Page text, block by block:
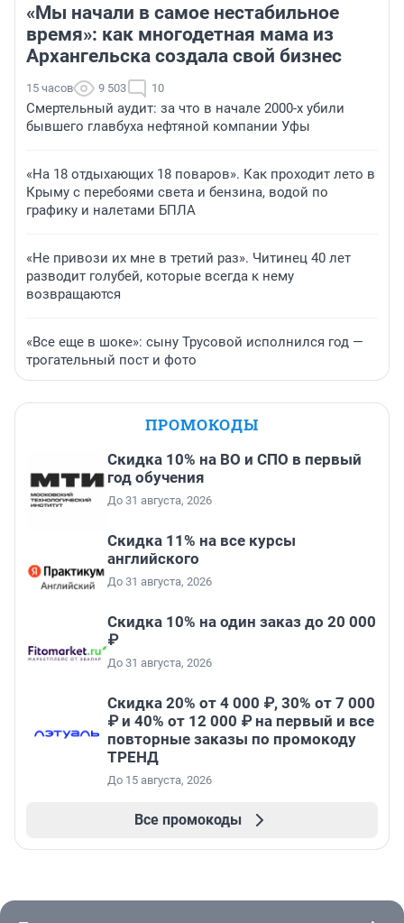
«Мы начали в самое нестабильное
время»: как многодетная мама из
Архангельска создала свой бизнес
15 часов 9 503 10
Смертельный аудит: за что в начале 2000-х убили
бывшего главбуха нефтяной компании Уфы
«На 18 отдыхающих 18 поваров». Как проходит лето в
Крыму с перебоями света и бензина, водой по
графику и налетами БПЛА
«Не привози их мне в третий раз». Читинец 40 лет
разводит голубей, которые всегда к нему
возвращаются
«Все еще в шоке»: сыну Трусовой исполнился год —
трогательный пост и фото
ПРОМОКОДЫ
Скидка 10% на ВО и СПО в первый
год обучения
До 31 августа, 2026
Скидка 11% на все курсы
английского
До 31 августа, 2026
Скидка 10% на один заказ до 20 000
₽
До 31 августа, 2026
Скидка 20% от 4 000 ₽, 30% от 7 000
₽ и 40% от 12 000 ₽ на первый и все
повторные заказы по промокоду
ТРЕНД
До 15 августа, 2026
Все промокоды